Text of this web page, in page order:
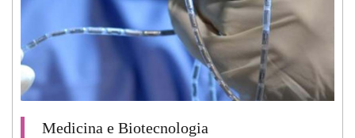
Medicina e Biotecnologia